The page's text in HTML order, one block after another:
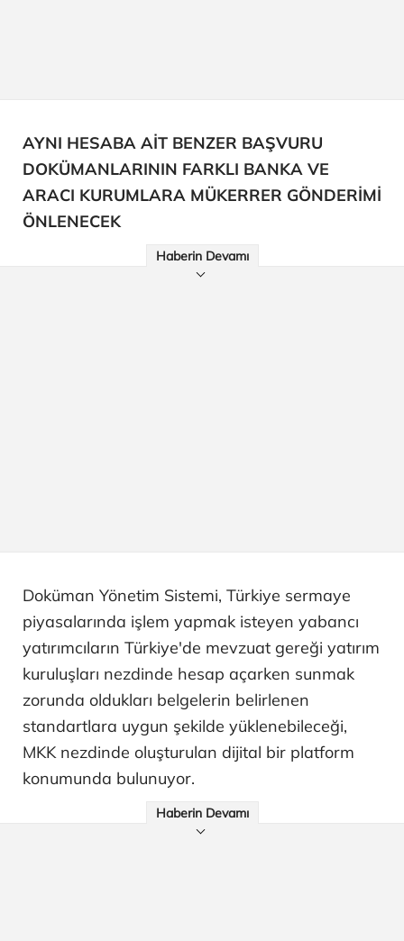
AYNI HESABA AİT BENZER BAŞVURU
DOKÜMANLARININ FARKLI BANKA VE
ARACI KURUMLARA MÜKERRER GÖNDERİMİ
ÖNLENECEK
Haberin Devamı
Doküman Yönetim Sistemi, Türkiye sermaye
piyasalarında işlem yapmak isteyen yabancı
yatırımcıların Türkiye'de mevzuat gereği yatırım
kuruluşları nezdinde hesap açarken sunmak
zorunda oldukları belgelerin belirlenen
standartlara uygun şekilde yüklenebileceği,
MKK nezdinde oluşturulan dijital bir platform
konumunda bulunuyor.
Haberin Devamı